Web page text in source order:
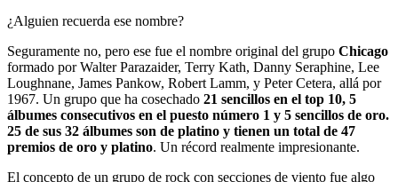
¿Alguien recuerda ese nombre?
Seguramente no, pero ese fue el nombre original del grupo Chicago
formado por Walter Parazaider, Terry Kath, Danny Seraphine, Lee
Loughnane, James Pankow, Robert Lamm, y Peter Cetera, allá por
1967. Un grupo que ha cosechado 21 sencillos en el top 10, 5
álbumes consecutivos en el puesto número 1 y 5 sencillos de oro.
25 de sus 32 álbumes son de platino y tienen un total de 47
premios de oro y platino. Un récord realmente impresionante.
El concepto de un grupo de rock con secciones de viento fue algo